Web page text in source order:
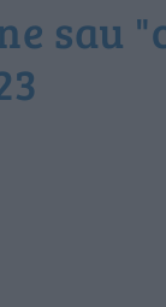
sau